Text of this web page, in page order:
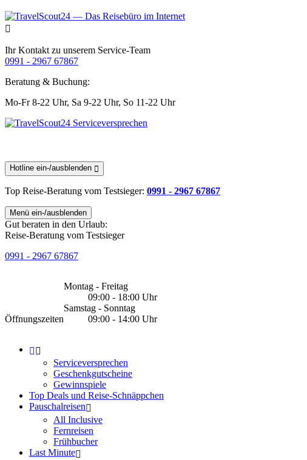
Ihr Kontakt zu unserem Service-Team
0991 - 2967 67867
Beratung & Buchung:
Mo-Fr 8-22 Uhr, Sa 9-22 Uhr, So 11-22 Uhr
Hotline ein-/ausblenden
Top Reise-Beratung vom Testsieger: 0991 - 2967 67867
Menü ein-/ausblenden
Gut beraten in den Urlaub:
Reise-Beratung vom Testsieger
0991 - 2967 67867
Öffnungszeiten
Montag - Freitag
09:00 - 18:00 Uhr
Samstag - Sonntag
09:00 - 14:00 Uhr
Serviceversprechen
Geschenkgutscheine
Gewinnspiele
Top Deals und Reise-Schnäppchen
Pauschalreisen
All Inclusive
Fernreisen
Frühbucher
Last Minute